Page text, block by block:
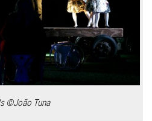
©João Tuna